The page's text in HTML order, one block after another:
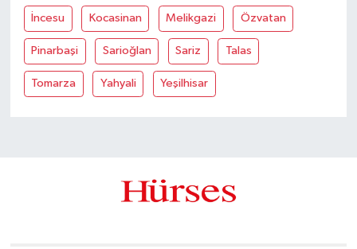
İncesu Kocasinan Melikgazi Özvatan
Pinarbaşi Sarioğlan Sariz Talas
Tomarza Yahyali Yeşilhisar